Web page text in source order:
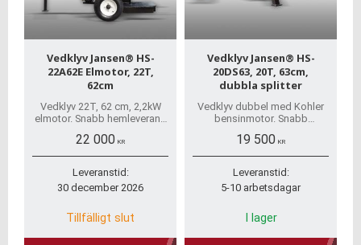
Vedklyv Jansen® HS-
22A62E Elmotor, 22T,
62cm
Vedklyv 22T, 62 cm, 2,2kW
elmotor. Snabb hemleverans
erbjuder även reservdelar
och har de flesta i lager.
22 000 KR
Leveranstid:
30 december 2026
Tillfälligt slut
Vedklyv Jansen® HS-
20DS63, 20T, 63cm,
dubbla splitter
Vedklyv dubbel med Kohler
bensinmotor. Snabb
avgifter, trygga betalsätt,
sakkunnig råd
19 500 KR
Leveranstid:
5-10 arbetsdagar
I lager